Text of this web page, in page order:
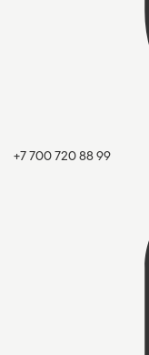
+7 700 720 88 99